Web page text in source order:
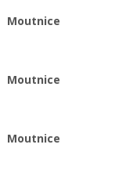
Moutnice
Moutnice
Moutnice